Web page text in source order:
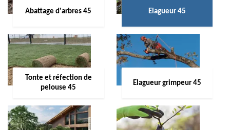
Abattage d'arbres 45 Elagueur 45
Tonte et réfection de
pelouse 45
Elagueur grimpeur 45